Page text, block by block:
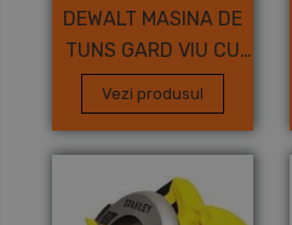
DEWALT MASINA DE
TUNS GARD VIU CU
ACUMULATOR (Type
1)
Vezi produsul